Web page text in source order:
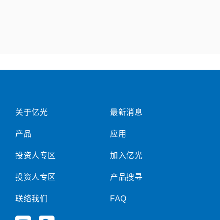
关于亿光
产品
投资人专区
投资人专区
联络我们
最新消息
应用
加入亿光
产品搜寻
FAQ